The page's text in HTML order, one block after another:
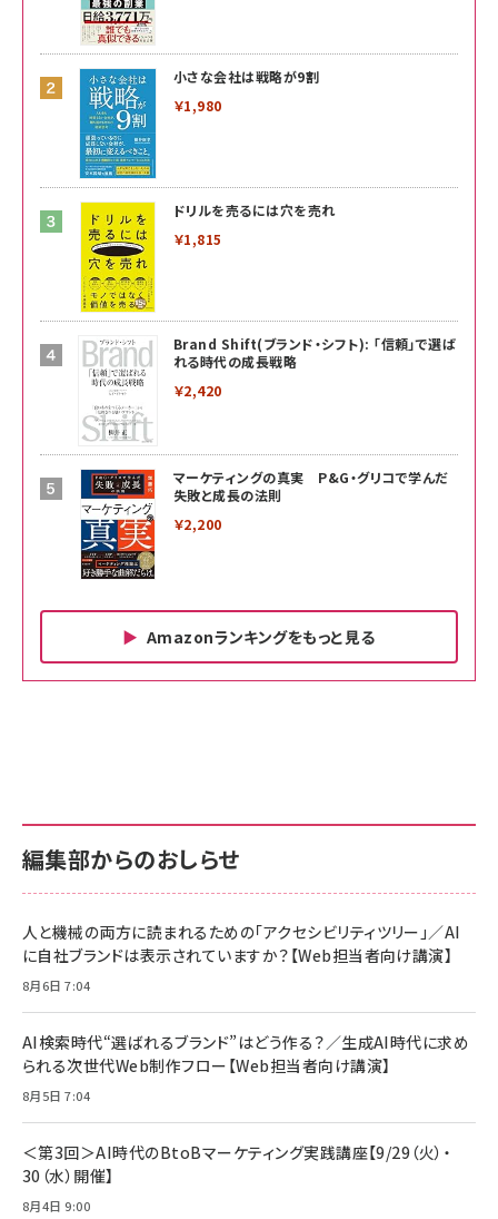
小さな会社は戦略が9割
￥1,980
ドリルを売るには穴を売れ
￥1,815
Brand Shift(ブランド・シフト): 「信頼」で選ば
れる時代の成長戦略
￥2,420
マーケティングの真実 P&G・グリコで学んだ
失敗と成長の法則
￥2,200
Amazonランキングをもっと見る
￥880
anan(アンアン)2026/06/24号 No.2500増刊
スペシャルエディション[王道エンタメの矜持／
￥1,100
年後半、あなたの恋と運命／山田涼介]
￥880
サポート正規品 メーカー保証5年 KLMEA128G
NIMASO ガラスフィルム iPhone 17 用 保護フィ
すい ガイド枠付き いPhone17 (6.3インチ) 対応
2枚セット DSP25F1698
￥1,599
【New】Amazon Fire TV Stick HD | 手軽にスト
レイヤー
￥6,980
Anker Soundcore P31i (Bluetooth 6.1) 【完
全ワイヤレスイヤホン/アクティブノイズキャンセリ
ング/マルチポイント接続 / 最大50時間再生 / PSE
サポート正規品 メーカー保証5年 KLMEA128G
Amazon eギフトカード - Amazonロゴ - クラ
￥5,000
ケーブル Anker絡まないケーブル 240W 結束バン
17 / 16 / 15 / Galaxy iPad Pro MacBook
Pro/Air 各種対応 (1.8m ミッドナイトブラック)
￥1,890
編集部からのおしらせ
人と機械の両方に読まれるための「アクセシビリティツリー」／AI
に自社ブランドは表示されていますか？【Web担当者向け講演】
8月6日 7:04
AI検索時代“選ばれるブランド”はどう作る？／生成AI時代に求め
られる次世代Web制作フロー【Web担当者向け講演】
8月5日 7:04
＜第3回＞AI時代のBtoBマーケティング実践講座【9/29（火）・
30（水）開催】
8月4日 9:00